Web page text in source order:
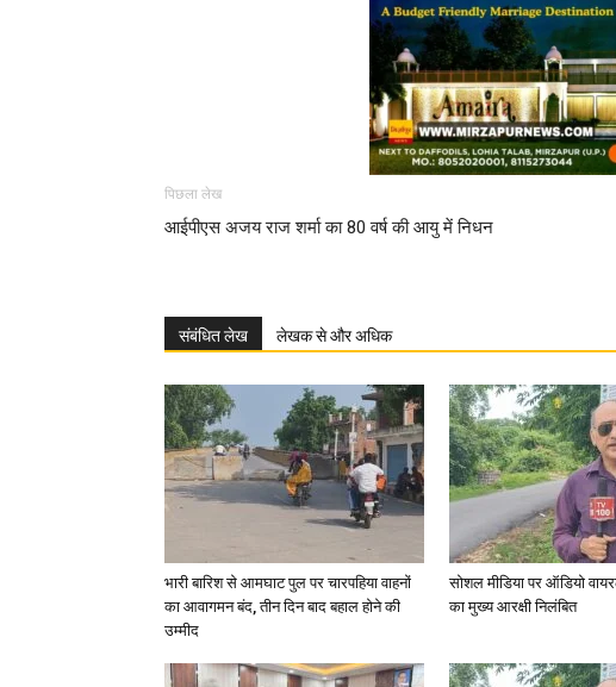
पिछला लेख
आईपीएस अजय राज शर्मा का 80 वर्ष की आयु में निधन
संबंधित लेख लेखक से और अधिक
भारी बारिश से आमघाट पुल पर चारपहिया वाहनों
का आवागमन बंद, तीन दिन बाद बहाल होने की
उम्मीद
सोशल मीडिया पर ऑडियो
का मुख्य आरक्षी निलंबित